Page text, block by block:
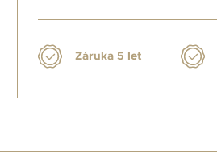
Záruka 5 let